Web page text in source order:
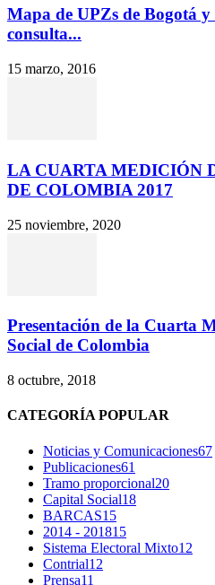
Mapa de UPZs de Bogotá
consulta...
15 marzo, 2016
LA CUARTA MEDICIÓN
DE COLOMBIA 2017
25 noviembre, 2020
Presentación de la Cuarta
Social de Colombia
8 octubre, 2018
CATEGORÍA POPULAR
Noticias y Comunicaciones67
Publicaciones61
Tramo proporcional20
Capital Social18
BARCAS15
2014 - 201815
Sistema Electoral Mixto12
Contrial12
Prensa11